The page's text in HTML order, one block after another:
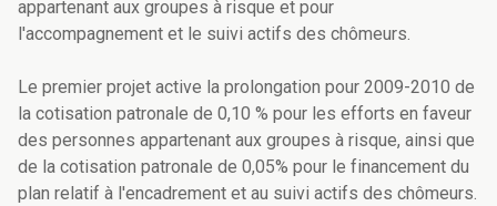
appartenant aux groupes à risque et pour
l'accompagnement et le suivi actifs des chômeurs.
Le premier projet active la prolongation pour 2009-2010 de
la cotisation patronale de 0,10 % pour les efforts en faveur
des personnes appartenant aux groupes à risque, ainsi que
de la cotisation patronale de 0,05% pour le financement du
plan relatif à l'encadrement et au suivi actifs des chômeurs.